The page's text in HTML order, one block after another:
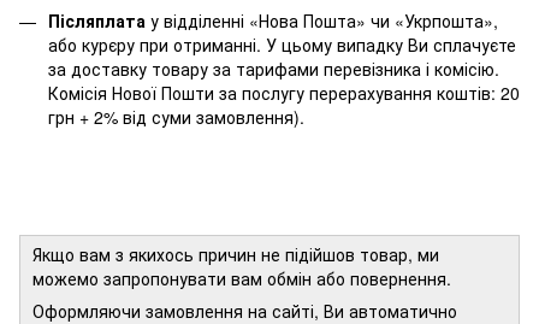
Післяплата у відділенні «Нова Пошта» чи «Укрпошта»,
або курєру при отриманні. У цьому випадку Ви сплачуєте
за доставку товару за тарифами перевізника і комісію.
Комісія Нової Пошти за послугу перерахування коштів: 20
грн + 2% від суми замовлення).
Якщо вам з якихось причин не підійшов товар, ми
можемо запропонувати вам обмін або повернення.
Оформляючи замовлення на сайті, Ви автоматично